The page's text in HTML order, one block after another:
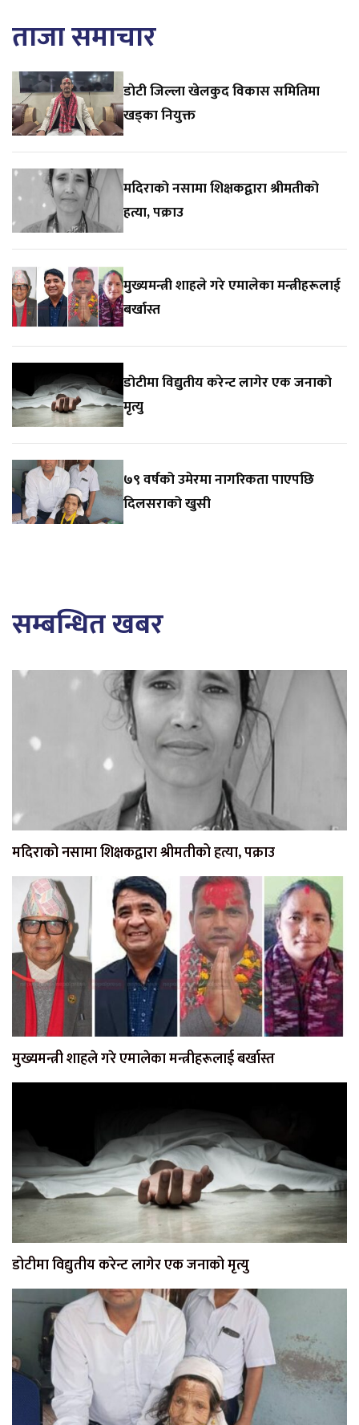
ताजा समाचार
डाेटी जिल्ला खेलकुद विकास समितिमा
खड्का नियुक्त
मदिराको नसामा शिक्षकद्वारा श्रीमतीको
हत्या, पक्राउ
मुख्यमन्त्री शाहले गरे एमालेका मन्त्रीहरूलाई
बर्खास्त
डोटीमा विद्युतीय करेन्ट लागेर एक जनाको
मृत्यु
७९ वर्षको उमेरमा नागरिकता पाएपछि
दिलसराको खुसी
सम्बन्धित खबर
मदिराको नसामा शिक्षकद्वारा श्रीमतीको हत्या, पक्राउ
मुख्यमन्त्री शाहले गरे एमालेका मन्त्रीहरूलाई बर्खास्त
डोटीमा विद्युतीय करेन्ट लागेर एक जनाको मृत्यु